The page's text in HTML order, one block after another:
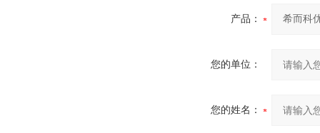
产品：
您的单位：
您的姓名：